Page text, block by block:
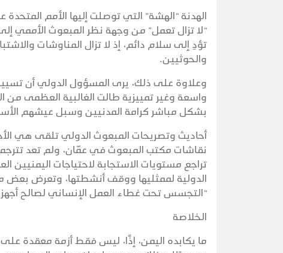
“لا تزال تعمل” من وجهة نظر المبعوث الأممي
تؤدِ إلى سلام دائم، إذ لا تزال المناوشات
والحوثيين.
وعلاوة على ذلك، يرى المسؤول الدولي أن
واسعة وغير تمييزية طالت الغالبية العظمى من
بشكل مباشر كرامة المدنيين وسبل عيشهم
أحاديث وتصريحات المبعوث الدولي تلقى هي
نقاشات مكتب المبعوث في عمّان، ولم تعد
تراجع مستويات الاستجابة لاحتياجات اليمنيين
الدولية لممثليها ووقف أنشطتها، وتعرض بعض
“التجسس تحت غطاء العمل الإنساني لصالح
الخلاصة
ما يكابده اليمن، إذًا، ليس فقط أزمة معقدة